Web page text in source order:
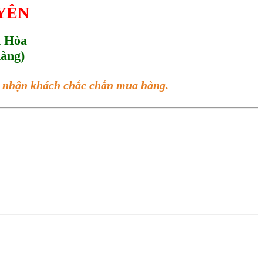
Hòa
khách chắc chắn mua hàng.